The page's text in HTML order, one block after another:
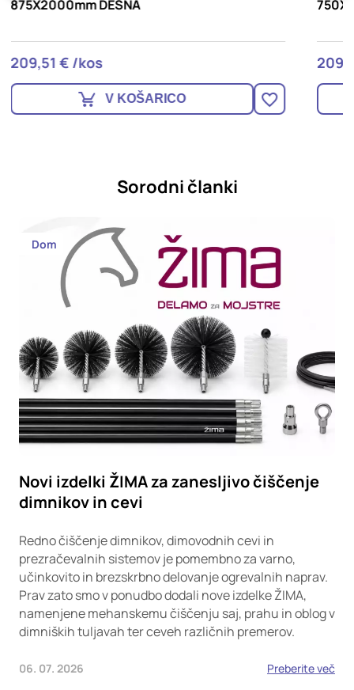
750X2000mm LEVA
209,51 € /kos
V KOŠARICO
Sorodni članki
Dom
Novi izdelki ŽIMA za zanesljivo čiščenje
dimnikov in cevi
Redno čiščenje dimnikov, dimovodnih cevi in
prezračevalnih sistemov je pomembno za varno,
učinkovito in brezskrbno delovanje ogrevalnih naprav.
Prav zato smo v ponudbo dodali nove izdelke ŽIMA,
namenjene mehanskemu čiščenju saj, prahu in oblog v
dimniških tuljavah ter ceveh različnih premerov.
06. 07. 2026 Preberite več